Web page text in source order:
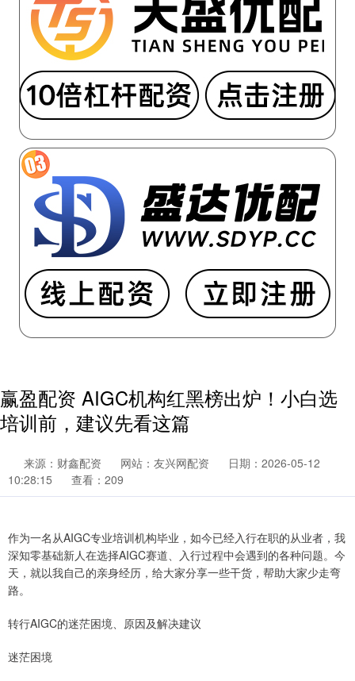
赢盈配资 AIGC机构红黑榜出炉！小白选
培训前，建议先看这篇
来源：财鑫配资 网站：友兴网配资
日期：2026-05-12
10:28:15
查看：209
作为一名从AIGC专业培训机构毕业，如今已经入行在职的从业者，我
深知零基础新人在选择AIGC赛道、入行过程中会遇到的各种问题。今
天，就以我自己的亲身经历，给大家分享一些干货，帮助大家少走弯
路。
转行AIGC的迷茫困境、原因及解决建议
迷茫困境